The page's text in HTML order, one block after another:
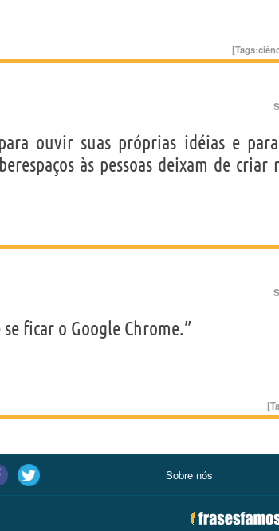
[Tags:
ouvir suas próprias idéias e
às pessoas deixam de
ficar o Google Chrome.”
Sobre nós